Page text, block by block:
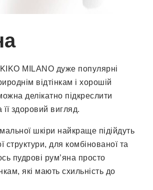
MILANO дуже популярні
відтінкам і хорошій
делікатно підкреслити
її здоровий вигляд.
шкіри найкраще підійдуть
структури, для комбінованої та
пудрові рум’яна просто
які мають схильність до